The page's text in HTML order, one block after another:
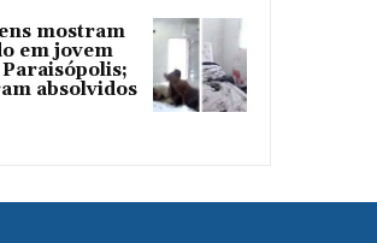
mostram
em jovem
absolvidos